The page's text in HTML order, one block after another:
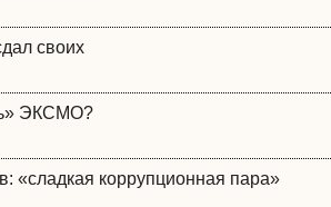
своих
ЭКСМО?
«сладкая коррупционная пара»